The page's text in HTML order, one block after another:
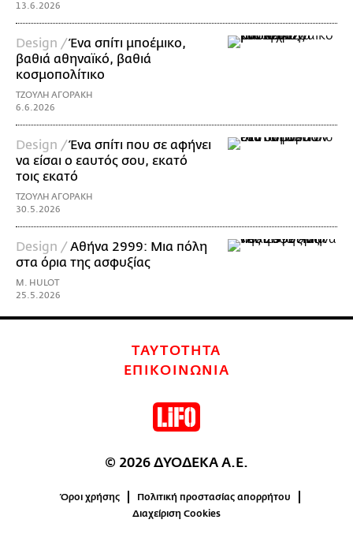
13.6.2026
Design /Ένα σπίτι μποέμικο,
βαθιά αθηναϊκό, βαθιά
κοσμοπολίτικο
ΤΖΟΥΛΗ ΑΓΟΡΑΚΗ
6.6.2026
Design /Ένα σπίτι που σε αφήνει
να είσαι ο εαυτός σου, εκατό
τοις εκατό
ΤΖΟΥΛΗ ΑΓΟΡΑΚΗ
30.5.2026
Design /Αθήνα 2999: Μια πόλη
στα όρια της ασφυξίας
M. HULOT
25.5.2026
ΤΑΥΤΟΤΗΤΑ
ΕΠΙΚΟΙΝΩΝΙΑ
© 2026 ΔΥΟΔΕΚΑ Α.Ε.
Όροι χρήσης
Πολιτική προστασίας απορρήτου
Διαχείριση Cookies